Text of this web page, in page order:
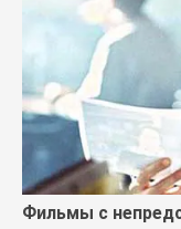
Фильмы с